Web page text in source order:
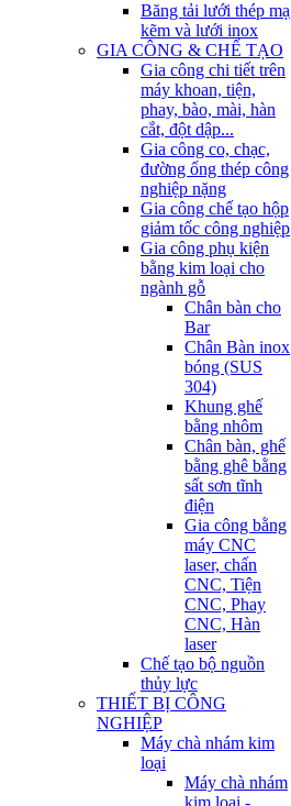
Băng tải lưới thép mạ
kẽm và lưới inox
GIA CÔNG & CHẾ TẠO
Gia công chi tiết trên
máy khoan, tiện,
phay, bào, mài, hàn
cắt, đột dập...
Gia công co, chạc,
đường ống thép công
nghiệp nặng
Gia công chế tạo hộp
giảm tốc công nghiệp
Gia công phụ kiện
bằng kim loại cho
ngành gỗ
Chân bàn cho
Bar
Chân Bàn inox
bóng (SUS
304)
Khung ghế
bằng nhôm
Chân bàn, ghế
bằng ghê bằng
sất sơn tĩnh
điện
Gia công bằng
máy CNC
laser, chấn
CNC, Tiện
CNC, Phay
CNC, Hàn
laser
Chế tạo bộ nguồn
thủy lực
THIẾT BỊ CÔNG
NGHIỆP
Máy chà nhám kim
loại
Máy chà nhám
kim loại -